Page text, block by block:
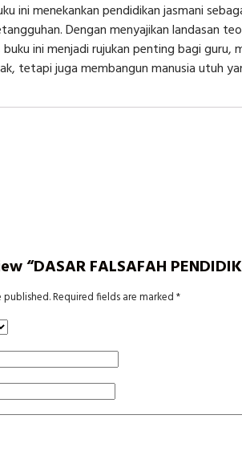
ini menekankan pendidikan jasmani
Dengan menyajikan landasan
ini menjadi rujukan penting bagi guru,
tetapi juga membangun manusia utuh
“DASAR FALSAFAH
published.Required fields are marked*